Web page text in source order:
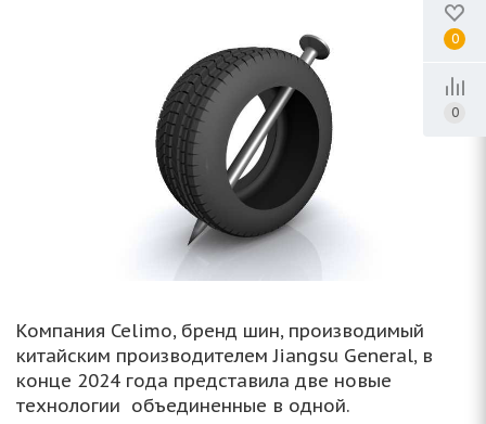
Компания Celimo, бренд шин, производимый
китайским производителем Jiangsu General, в
конце 2024 года представила две новые
технологии объединенные в одной.
0
0